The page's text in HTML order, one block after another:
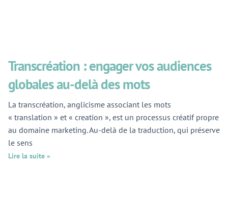
Transcréation : engager vos audiences
globales au-delà des mots
La transcréation, anglicisme associant les mots
« translation » et « creation », est un processus créatif propre
au domaine marketing. Au-delà de la traduction, qui préserve
le sens
Lire la suite »